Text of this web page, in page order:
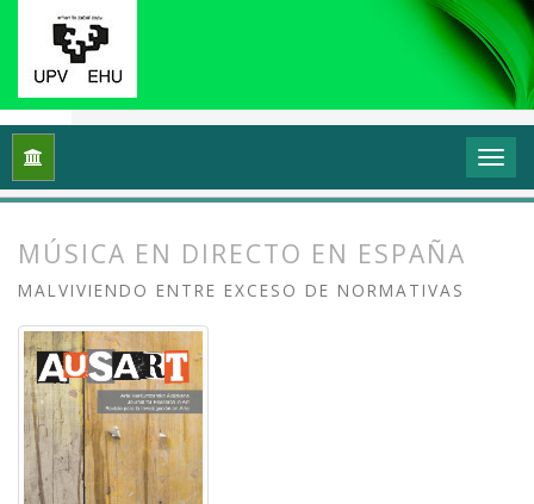
Inicio
MÚSICA EN DIRECTO EN ESPAÑA
MALVIVIENDO ENTRE EXCESO DE NORMATIVAS